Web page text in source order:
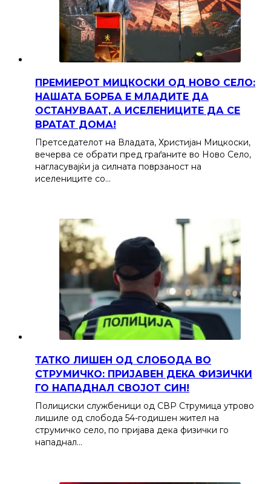
ПРЕМИЕРОТ МИЦКОСКИ ОД НОВО СЕЛО:
НАШАТА БОРБА Е МЛАДИТЕ ДА
ОСТАНУВААТ, А ИСЕЛЕНИЦИТЕ ДА СЕ
ВРАТАТ ДОМА!
Претседателот на Владата, Христијан Мицкоски,
вечерва се обрати пред граѓаните во Ново Село,
нагласувајќи ја силната поврзаност на
иселениците со…
ТАТКО ЛИШЕН ОД СЛОБОДА ВО
СТРУМИЧКО: ПРИЈАВЕН ДЕКА ФИЗИЧКИ
ГО НАПАДНАЛ СВОЈОТ СИН!
Полициски службеници од СВР Струмица утрово
лишиле од слобода 54-годишен жител на
струмичко село, по пријава дека физички го
нападнал…